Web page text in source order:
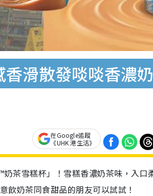
滑散發啖啖香濃
在Google追蹤
《UHK 港生活》
茶雪糕杯」！雪糕香濃奶茶味，入口
飲奶茶同食甜品的朋友可以試試！